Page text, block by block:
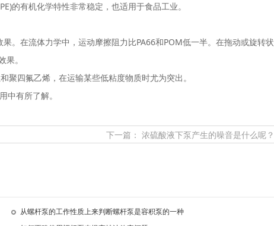
有机化学特性非常稳定，也适用于食品工业。
在流体力学中，运动摩擦阻力比PA66和POM低一半。在拖动或旋转状
。
四氟乙烯，在运输某些低粘度物质时尤为突出。
中有所了解。
下一篇： ​浓硫酸液下泵产生的噪音是什么呢？
从螺杆泵的工作性质上来判断螺杆泵是容积泵的一种